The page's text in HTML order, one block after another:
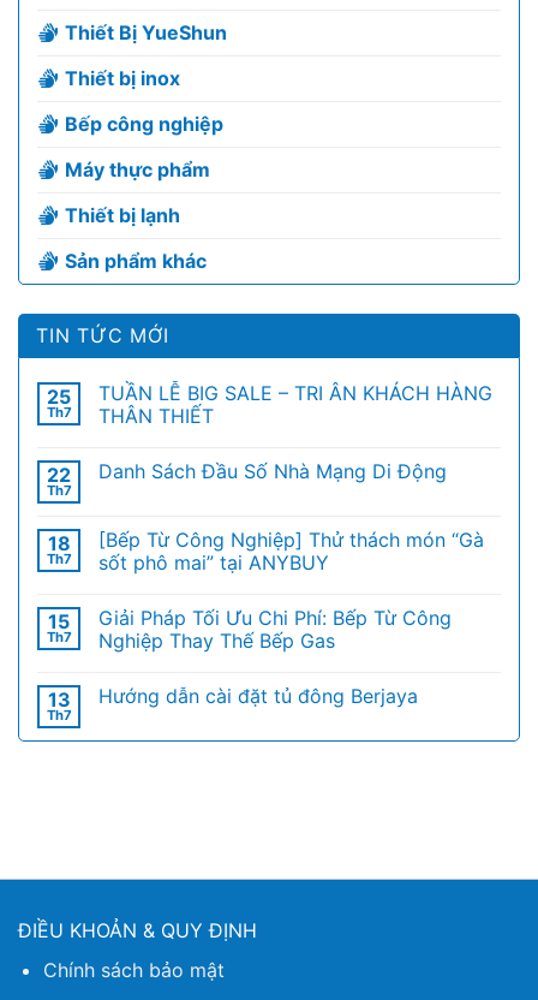
Thiết Bị YueShun
Thiết bị inox
Bếp công nghiệp
Máy thực phẩm
Thiết bị lạnh
Sản phẩm khác
TIN TỨC MỚI
25
Th7
TUẦN LỄ BIG SALE – TRI ÂN KHÁCH HÀNG
THÂN THIẾT
22
Th7
Danh Sách Đầu Số Nhà Mạng Di Động
18
Th7
[Bếp Từ Công Nghiệp] Thử thách món “Gà
sốt phô mai” tại ANYBUY
15
Th7
Giải Pháp Tối Ưu Chi Phí: Bếp Từ Công
Nghiệp Thay Thế Bếp Gas
13
Th7
Hướng dẫn cài đặt tủ đông Berjaya
ĐIỀU KHOẢN & QUY ĐỊNH
Chính sách bảo mật